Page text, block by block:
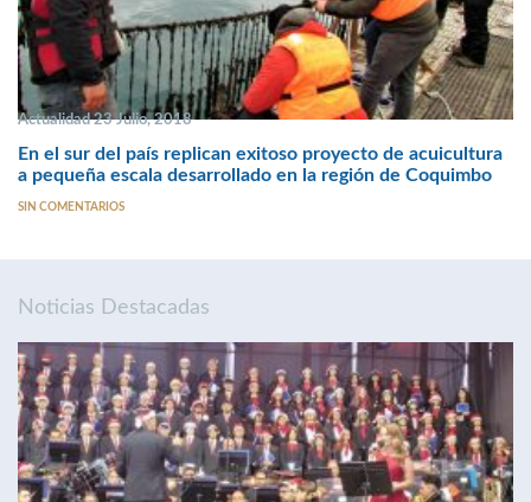
Actualidad 23 Julio, 2018
En el sur del país replican exitoso proyecto de acuicultura
a pequeña escala desarrollado en la región de Coquimbo
SIN COMENTARIOS
Noticias Destacadas